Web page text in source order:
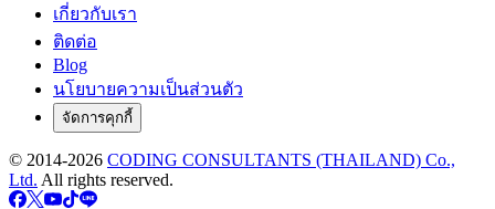
เกี่ยวกับเรา
ติดต่อ
Blog
นโยบายความเป็นส่วนตัว
จัดการคุกกี้
© 2014-2026 CODING CONSULTANTS (THAILAND) Co.,
Ltd. All rights reserved.